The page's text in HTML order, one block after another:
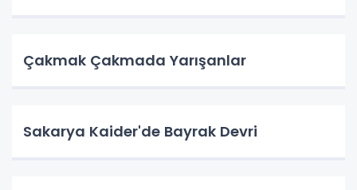
Çakmak Çakmada Yarışanlar
Sakarya Kaider'de Bayrak Devri